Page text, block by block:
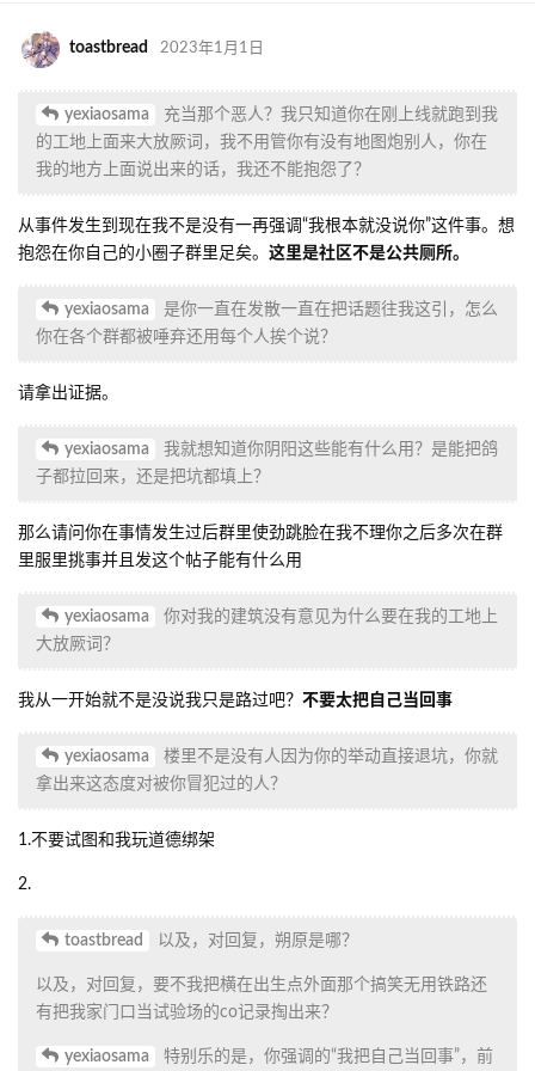
toastbread 2023年1月1日
yexiaosama
充当那个恶人？我只知道你在刚上线就跑到我
的工地上面来大放厥词，我不用管你有没有地图炮别人，你在
我的地方上面说出来的话，我还不能抱怨了？
从事件发生到现在我不是没有一再强调“我根本就没说你”这件事。想
抱怨在你自己的小圈子群里足矣。 这里是社区不是公共厕所。
yexiaosama
是你一直在发散一直在把话题往我这引，怎么
你在各个群都被唾弃还用每个人挨个说？
请拿出证据。
yexiaosama
我就想知道你阴阳这些能有什么用？是能把鸽
子都拉回来，还是把坑都填上？
那么请问你在事情发生过后群里使劲跳脸在我不理你之后多次在群
里服里挑事并且发这个帖子能有什么用
yexiaosama
你对我的建筑没有意见为什么要在我的工地上
大放厥词？
我从一开始就不是没说我只是路过吧？ 不要太把自己当回事
yexiaosama
楼里不是没有人因为你的举动直接退坑，你就
拿出来这态度对被你冒犯过的人？
1.不要试图和我玩道德绑架
2.
toastbread 以及，对回复，朔原是哪？
以及，对回复，要不我把横在出生点外面那个搞笑无用铁路还
有把我家门口当试验场的co记录掏出来？
yexiaosama 特别乐的是，你强调的“我把自己当回事”，前